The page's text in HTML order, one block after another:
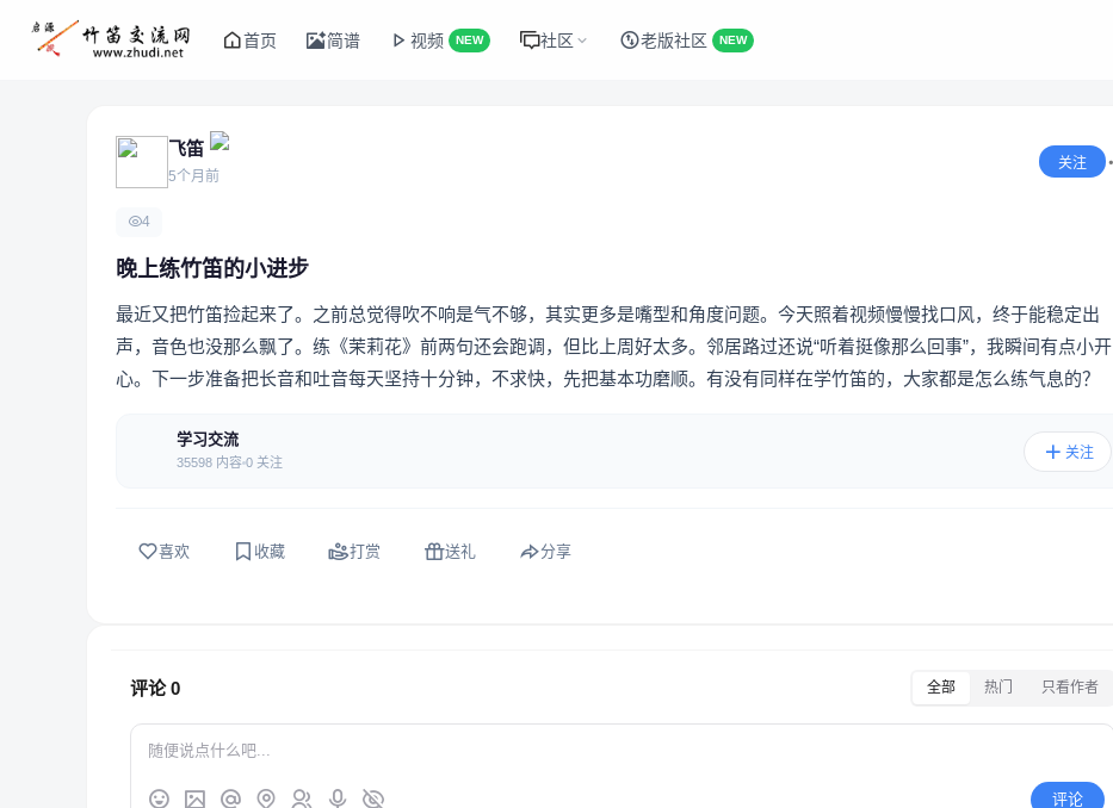
首页 简谱 视频 NEW 社区 老版社区 NEW
飞笛
5个月前
关注
4
晚上练竹笛的小进步
最近又把竹笛捡起来了。之前总觉得吹不响是气不够，其实更多是嘴型和角度问题。今天照着视频慢慢找口风，终于能稳定出
声，音色也没那么飘了。练《茉莉花》前两句还会跑调，但比上周好太多。邻居路过还说“听着挺像那么回事”，我瞬间有点小开
心。下一步准备把长音和吐音每天坚持十分钟，不求快，先把基本功磨顺。有没有同样在学竹笛的，大家都是怎么练气息的？
学习交流
35598 内容 0 关注
关注
喜欢 收藏 打赏 送礼 分享
评论0 全部 热门 只看作者
评论